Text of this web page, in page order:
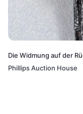
Die Widmung auf der
Phillips Auction House